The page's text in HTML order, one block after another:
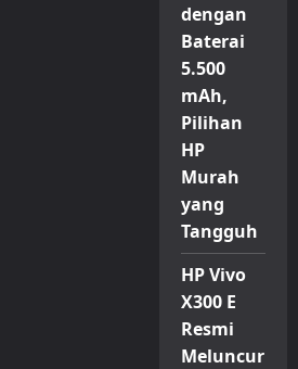
dengan
Baterai
5.500
mAh,
Pilihan
HP
Murah
yang
Tangguh
HP Vivo
X300 E
Resmi
Meluncur